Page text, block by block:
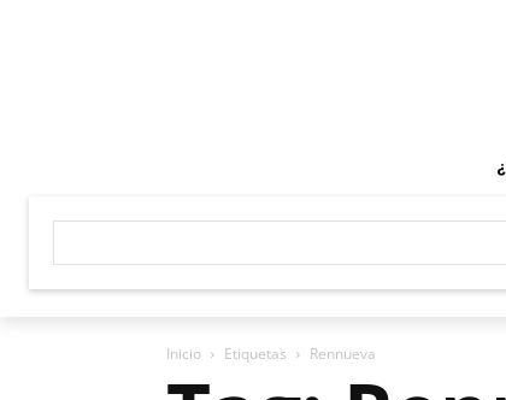
Inicio Etiquetas Rennueva